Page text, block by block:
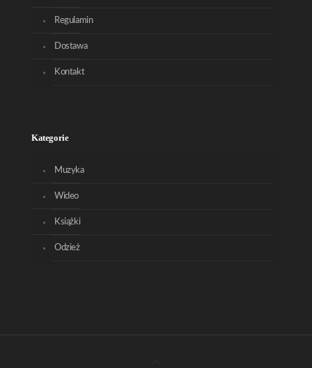
Regulamin
Dostawa
Kontakt
Kategorie
Muzyka
Wideo
Książki
Odzież